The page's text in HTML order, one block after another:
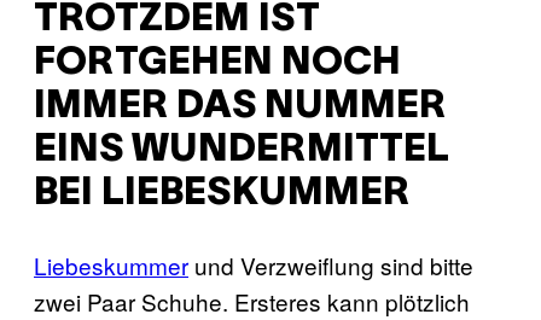
TROTZDEM IST
FORTGEHEN NOCH
IMMER DAS NUMMER
EINS WUNDERMITTEL
BEI LIEBESKUMMER
Liebeskummer und Verzweiflung sind bitte
zwei Paar Schuhe. Ersteres kann plötzlich